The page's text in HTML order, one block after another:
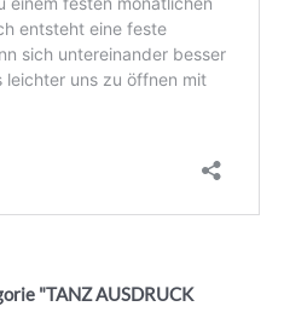
"TANZ AUSDRUCK